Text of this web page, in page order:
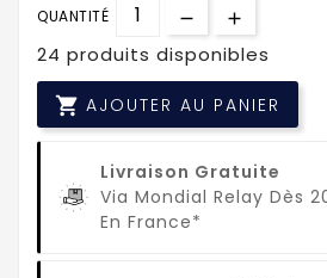
QUANTITÉ
24 produits disponibles
 AJOUTER AU PANIER
Livraison Gratuite
Via Mondial Relay Dès
En France*